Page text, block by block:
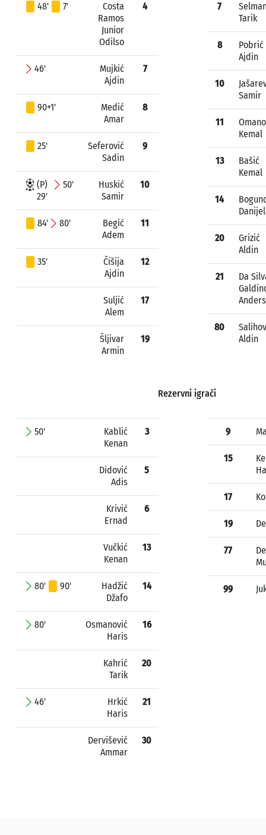
48' 7'
Costa
Ramos
Junior
Odilso
4
46'
Mujkić
Ajdin
7
90+1'
Medić
Amar
8
25'
Seferović
Sadin
9
(P)
29'
50'
Huskić
Samir
10
84' 80'
Begić
Adem
11
35'
Čišija
Ajdin
12
Suljić
Alem
17
Šljivar
Armin
19
7
Tarik
8
Pobrić
Ajdin
10
Samir
11
Kemal
13
Bašić
Kemal
14
Danijel
20
Grizić
Aldin
21
Da
80
Aldin
Rezervni igrači
50'
Kablić
Kenan
3
Didović
Adis
5
Krivić
Ernad
6
Vučkić
Kenan
13
80' 90'
Hadžić
Džafo
14
80'
Osmanović
Haris
16
Kahrić
Tarik
20
46'
Hrkić
Haris
21
Dervišević
Ammar
30
9
15
17
19
77
99